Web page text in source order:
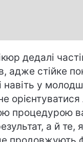
дедалі
адже стійке
навіть у
процедурою
а й